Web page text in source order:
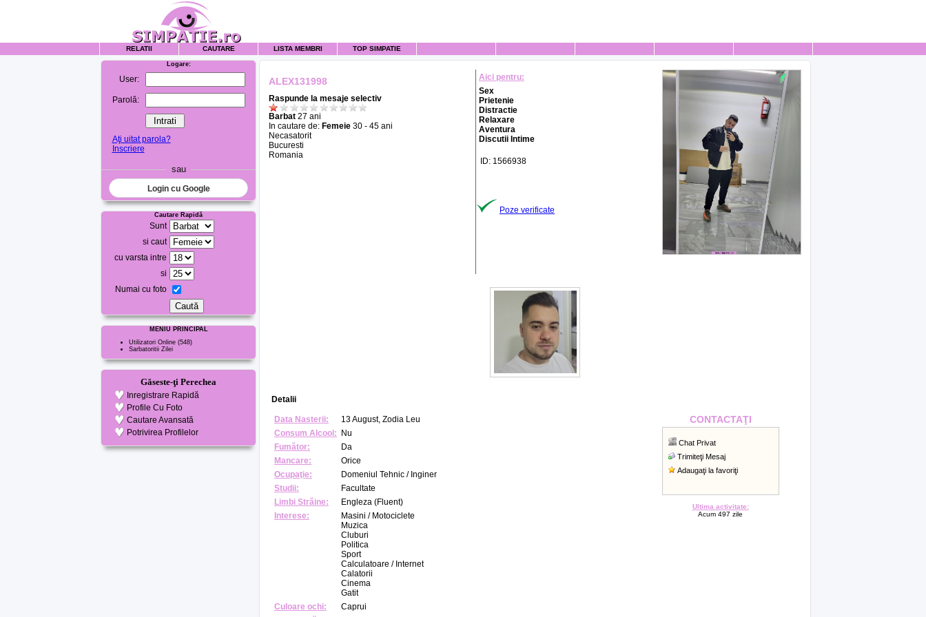
RELATII CAUTARE LISTA MEMBRI TOP SIMPATIE
Logare:
User:
Parolă:
Aţi uitat parola?
Inscriere
sau
Login cu Google
Cautare Rapidă
Sunt
si caut
cu varsta intre
si
Numai cu foto
MENIU PRINCIPAL
Utilizatori Online (548)
Sarbatoritii Zilei
Găseste-ţi Perechea
Inregistrare Rapidă
Profile Cu Foto
Cautare Avansată
Potrivirea Profilelor
ALEX131998
Raspunde la mesaje selectiv
Barbat 27 ani
In cautare de: Femeie 30 - 45 ani
Necasatorit
Bucuresti
Romania
Aici pentru:
Sex
Prietenie
Distractie
Relaxare
Aventura
Discutii Intime
ID: 1566938
Poze verificate
Detalii
Data Nasterii:
13 August, Zodia Leu
Consum Alcool:
Nu
Fumător:
Da
Mancare:
Orice
Ocupaţie:
Domeniul Tehnic / Inginer
Studii:
Facultate
Limbi Străine:
Engleza (Fluent)
Interese:
Masini / Motociclete
Muzica
Cluburi
Politica
Sport
Calculatoare / Internet
Calatorii
Cinema
Gatit
Culoare ochi:
Caprui
CONTACTAŢI
Chat Privat
Trimiteţi Mesaj
Adaugaţi la favoriţi
Ultima activitate:
Acum 497 zile